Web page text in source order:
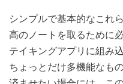
シンプルで基本的なこれ
高のノートを取るために
テイキングアプリに組み
ちょっとだけ多機能なも